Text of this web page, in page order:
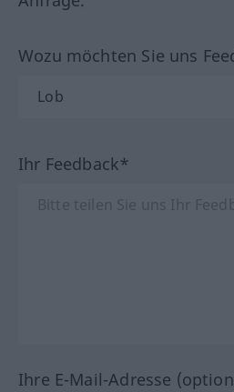
Wozu möchten Sie uns
Ihr Feedback*
Ihre E-Mail-Adresse